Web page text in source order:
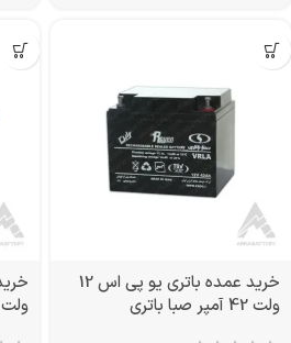
خرید عمده باتری یو پی اس 12
ولت 42 آمپر صبا باتری
ولت 65 آمپر صبا باتری